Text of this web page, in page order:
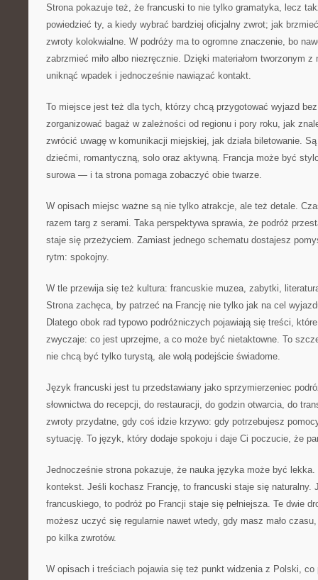
Strona pokazuje też, że francuski to nie tylko gramatyka, lecz
powiedzieć ty, a kiedy wybrać bardziej oficjalny zwrot; jak
zwroty kolokwialne. W podróży ma to ogromne znaczenie, bo
zabrzmieć miło albo niezręcznie. Dzięki materiałom tworzonym z
uniknąć wpadek i jednocześnie nawiązać kontakt.
To miejsce jest też dla tych, którzy chcą przygotować wyjazd
zorganizować bagaż w zależności od regionu i pory roku, jak
zwrócić uwagę w komunikacji miejskiej, jak działa biletowanie.
dziećmi, romantyczną, solo oraz aktywną. Francja może być
surowa — i ta strona pomaga zobaczyć obie twarze.
W opisach miejsc ważne są nie tylko atrakcje, ale też detale.
razem targ z serami. Taka perspektywa sprawia, że podróż
staje się przeżyciem. Zamiast jednego schematu dostajesz
rytm: spokojny.
W tle przewija się też kultura: francuskie muzea, zabytki,
Strona zachęca, by patrzeć na Francję nie tylko jak na cel
Dlatego obok rad typowo podróżniczych pojawiają się treści,
zwyczaje: co jest uprzejme, a co może być nietaktowne. To
nie chcą być tylko turystą, ale wolą podejście świadome.
Język francuski jest tu przedstawiany jako sprzymierzeniec
słownictwa do recepcji, do restauracji, do godzin otwarcia, do
zwroty przydatne, gdy coś idzie krzywo: gdy potrzebujesz
sytuację. To język, który dodaje spokoju i daje Ci poczucie, że
Jednocześnie strona pokazuje, że nauka języka może być
kontekst. Jeśli kochasz Francję, to francuski staje się naturalny.
francuskiego, to podróż po Francji staje się pełniejsza. Te dwie
możesz uczyć się regularnie nawet wtedy, gdy masz mało
po kilka zwrotów.
W opisach i treściach pojawia się też punkt widzenia z Polski, co